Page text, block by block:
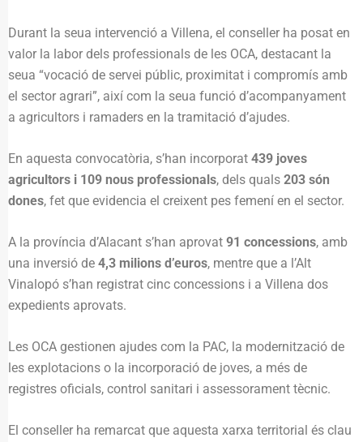
Durant la seua intervenció a Villena, el conseller ha posat en
valor la labor dels professionals de les OCA, destacant la
seua “vocació de servei públic, proximitat i compromís amb
el sector agrari”, així com la seua funció d’acompanyament
a agricultors i ramaders en la tramitació d’ajudes.
En aquesta convocatòria, s’han incorporat 439 joves
agricultors i 109 nous professionals, dels quals 203 són
dones, fet que evidencia el creixent pes femení en el sector.
A la província d’Alacant s’han aprovat 91 concessions, amb
una inversió de 4,3 milions d’euros, mentre que a l’Alt
Vinalopó s’han registrat cinc concessions i a Villena dos
expedients aprovats.
Les OCA gestionen ajudes com la PAC, la modernització de
les explotacions o la incorporació de joves, a més de
registres oficials, control sanitari i assessorament tècnic.
El conseller ha remarcat que aquesta xarxa territorial és clau